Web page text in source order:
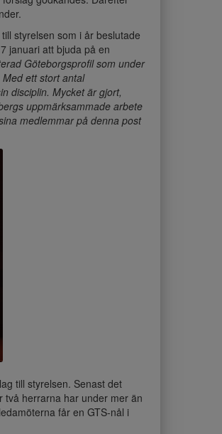
styrelsen som i år beslutade
januari att bjuda på en
Göteborgsprofil som under
ett stort antal
disciplin. Mycket är gjort,
uppmärksammade arbete
medlemmar på denna post
till styrelsen. Senast det
två herrarna har under mer än
får en GTS-nål i